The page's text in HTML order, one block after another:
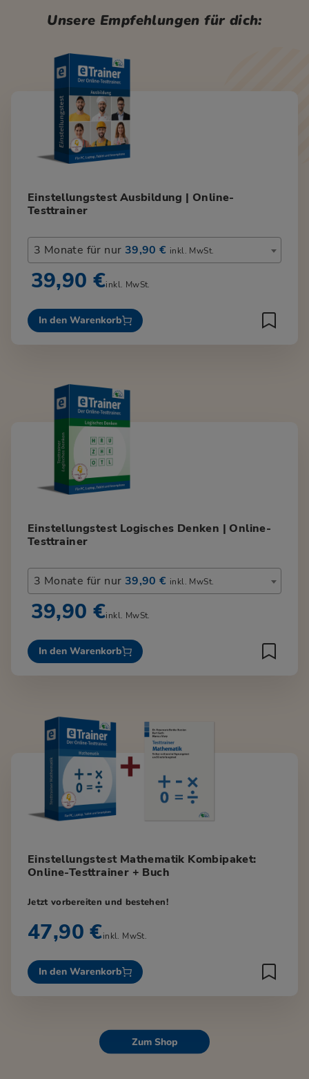
Unsere Empfehlungen für dich:
Einstellungstest Ausbildung | Online-
Testtrainer
3 Monate für nur 39,90 € inkl. MwSt.
39,90 €inkl. MwSt.
In den Warenkorb
Einstellungstest Logisches Denken | Online-
Testtrainer
3 Monate für nur 39,90 € inkl. MwSt.
39,90 €inkl. MwSt.
In den Warenkorb
Einstellungstest Mathematik Kombipaket:
Online-Testtrainer + Buch
Jetzt vorbereiten und bestehen!
47,90 €inkl. MwSt.
In den Warenkorb
Zum Shop